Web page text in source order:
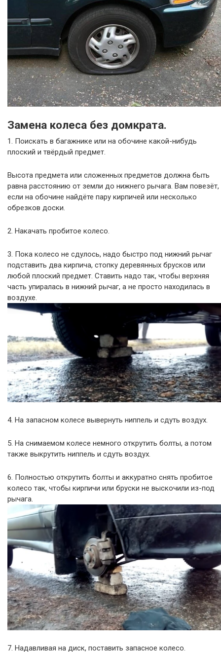
Замена колеса без домкрата.
1. Поискать в багажнике или на обочине какой-нибудь
плоский и твёрдый предмет.
Высота предмета или сложенных предметов должна быть
равна расстоянию от земли до нижнего рычага. Вам повезёт,
если на обочине найдёте пару кирпичей или несколько
обрезков доски.
2. Накачать пробитое колесо.
3. Пока колесо не сдулось, надо быстро под нижний рычаг
подставить два кирпича, стопку деревянных брусков или
любой плоский предмет. Ставить надо так, чтобы верхняя
часть упиралась в нижний рычаг, а не просто находилась в
воздухе.
4. На запасном колесе вывернуть ниппель и сдуть воздух.
5. На снимаемом колесе немного открутить болты, а потом
также выкрутить ниппель и сдуть воздух.
6. Полностью открутить болты и аккуратно снять пробитое
колесо так, чтобы кирпичи или бруски не выскочили из-под
рычага.
7. Надавливая на диск, поставить запасное колесо.